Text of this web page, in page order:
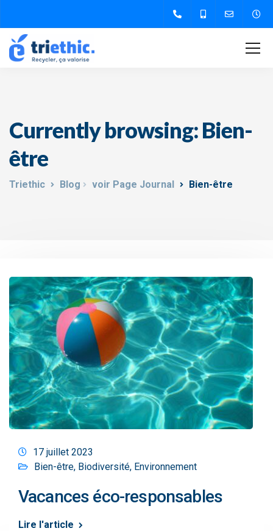
Currently browsing: Bien-
être
Triethic Blog voir Page Journal Bien-être
17 juillet 2023
Bien-être, Biodiversité, Environnement
Vacances éco-responsables
Lire l'article